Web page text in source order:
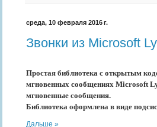
среда, 10 февраля 2016 г.
Звонки из Microsoft
Простая библиотека с открытым
мгновенных сообщениях Microsoft
мгновенные сообщения.
Библиотека оформлена в виде
Дальше »